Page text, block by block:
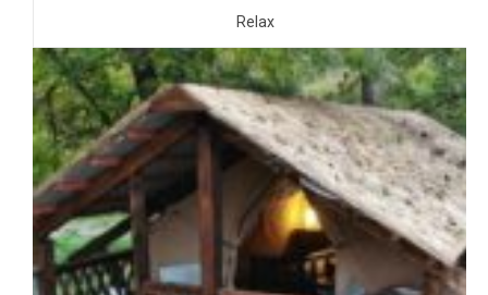
Relax